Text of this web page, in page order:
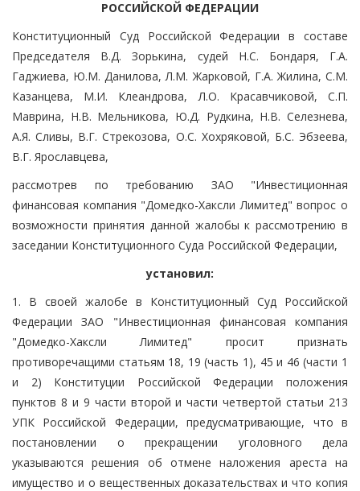
РОССИЙСКОЙ ФЕДЕРАЦИИ
Конституционный Суд Российской Федерации в составе
Председателя В.Д. Зорькина, судей Н.С. Бондаря, Г.А.
Гаджиева, Ю.М. Данилова, Л.М. Жарковой, Г.А. Жилина, С.М.
Казанцева, М.И. Клеандрова, Л.О. Красавчиковой, С.П.
Маврина, Н.В. Мельникова, Ю.Д. Рудкина, Н.В. Селезнева,
А.Я. Сливы, В.Г. Стрекозова, О.С. Хохряковой, Б.С. Эбзеева,
В.Г. Ярославцева,
рассмотрев по требованию ЗАО "Инвестиционная
финансовая компания "Домедко-Хаксли Лимитед" вопрос о
возможности принятия данной жалобы к рассмотрению в
заседании Конституционного Суда Российской Федерации,
установил:
1. В своей жалобе в Конституционный Суд Российской
Федерации ЗАО "Инвестиционная финансовая компания
"Домедко-Хаксли Лимитед" просит признать
противоречащими статьям 18, 19 (часть 1), 45 и 46 (части 1
и 2) Конституции Российской Федерации положения
пунктов 8 и 9 части второй и части четвертой статьи 213
УПК Российской Федерации, предусматривающие, что в
постановлении о прекращении уголовного дела
указываются решения об отмене наложения ареста на
имущество и о вещественных доказательствах и что копия